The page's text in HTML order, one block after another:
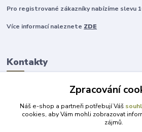
Pro registrované zákazníky nabízíme slevu
Více informací naleznete ZDE
Kontakty
+420 777 315 999
obchod@darky-pro-radost.cz
Zpracování
Náš e-shop a partneři potřebují Váš
cookies, aby Vám mohli zobrazovat
zájmů.